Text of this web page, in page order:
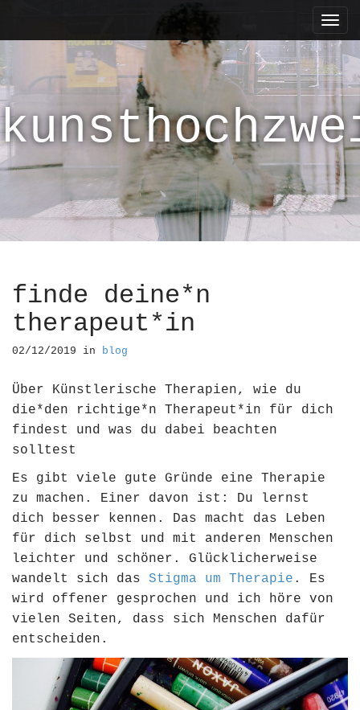
n
m
e
n
u
i
t
o
c
o
n
t
t
finde deine*n
therapeut*in
02/12/2019 in blog
Über Künstlerische Therapien, wie du
die*den richtige*n Therapeut*in für dich
findest und was du dabei beachten
solltest
Es gibt viele gute Gründe eine Therapie
zu machen. Einer davon ist: Du lernst
dich besser kennen. Das macht das Leben
für dich selbst und mit anderen Menschen
leichter und schöner. Glücklicherweise
wandelt sich das Stigma um Therapie . Es
wird offener gesprochen und ich höre von
vielen Seiten, dass sich Menschen dafür
entscheiden.